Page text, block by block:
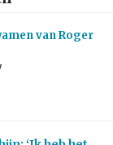
van Roger